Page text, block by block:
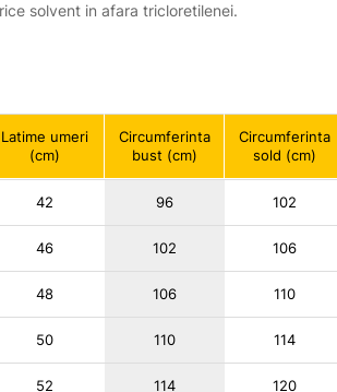
solvent in afara tricloretilenei.
Latime umeri
(cm)
42
46
48
50
52
Circumferinta
bust (cm)
96
102
106
110
114
Circumferinta
sold (cm)
102
106
110
114
120